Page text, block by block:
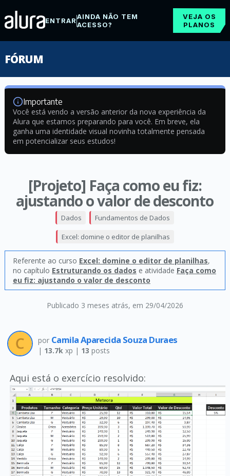
ENTRARAINDA NÃO TEM
ACESSO?
VEJA OS
PLANOS
FÓRUM
Importante
Você está vendo a versão anterior da nova experiência da
Alura que estamos preparando para você. Em breve, ela
ganha uma identidade visual novinha totalmente pensada
em potencializar seus estudos!
[Projeto] Faça como eu fiz:
ajustando o valor de desconto
Publicado 3 meses atrás, em 29/04/2026
Dados Fundamentos de Dados
Excel: domine o editor de planilhas
Referente ao curso Excel: domine o editor de planilhas,
no capítulo Estruturando os dados e atividade Faça como
eu fiz: ajustando o valor de desconto
por Camila Aparecida Souza Duraes
| 13.7kxp | 13 posts
Aqui está o exercício resolvido: